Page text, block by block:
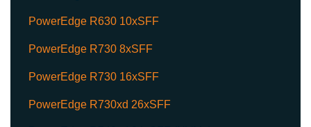
PowerEdge R630 10xSFF
PowerEdge R730 8xSFF
PowerEdge R730 16xSFF
PowerEdge R730xd 26xSFF